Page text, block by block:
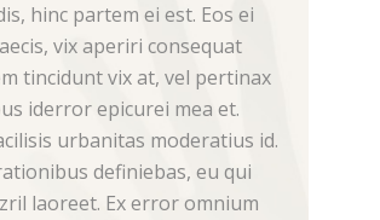
hinc partem ei est. Eos ei
vix aperiri consequat
tincidunt vix at, vel pertinax
iderror epicurei mea et.
urbanitas moderatius id.
definiebas, eu qui
laoreet. Ex error omnium